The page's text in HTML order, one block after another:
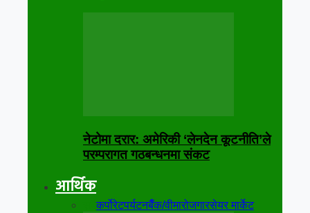
नेटोमा दरार: अमेरिकी ‘लेनदेन कूटनीति’ले
परम्परागत गठबन्धनमा संकट
आर्थिक
सबैकर्पोरेटपर्यटनबैँक/वीमारोजगारसेयर मार्केट